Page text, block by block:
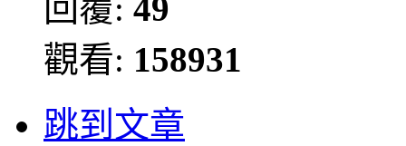
回覆: 49
觀看: 158931
跳到文章